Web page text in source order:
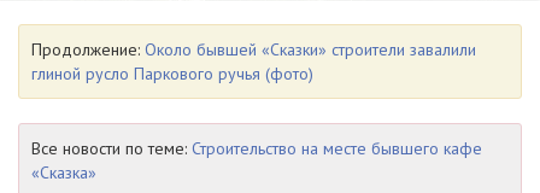
Продолжение: Около бывшей «Сказки» строители завалили
глиной русло Паркового ручья (фото)
Все новости по теме: Строительство на месте бывшего кафе
«Сказка»